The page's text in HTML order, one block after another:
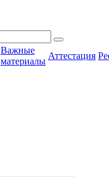
Важные
материалы
Аттестация